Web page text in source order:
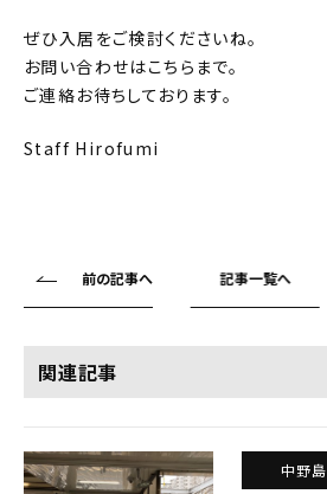
ぜひ入居をご検討くださいね。
お問い合わせはこちらまで。
ご連絡お待ちしております。
Staff Hirofumi
前の記事へ 記事一覧へ
関連記事
中野島